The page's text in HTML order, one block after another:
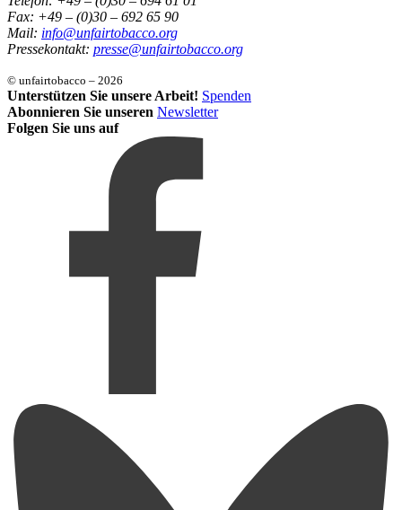
Fax: +49 – (0)30 – 692 65 90
Mail: info@unfairtobacco.org
Pressekontakt: presse@unfairtobacco.org
© unfairtobacco – 2026
Unterstützen Sie unsere Arbeit! Spenden
Abonnieren Sie unseren Newsletter
Folgen Sie uns auf